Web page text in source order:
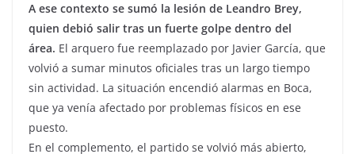
A ese contexto se sumó la lesión de Leandro Brey,
quien debió salir tras un fuerte golpe dentro del
área. El arquero fue reemplazado por Javier García, que
volvió a sumar minutos oficiales tras un largo tiempo
sin actividad. La situación encendió alarmas en Boca,
que ya venía afectado por problemas físicos en ese
puesto.
En el complemento, el partido se volvió más abierto,